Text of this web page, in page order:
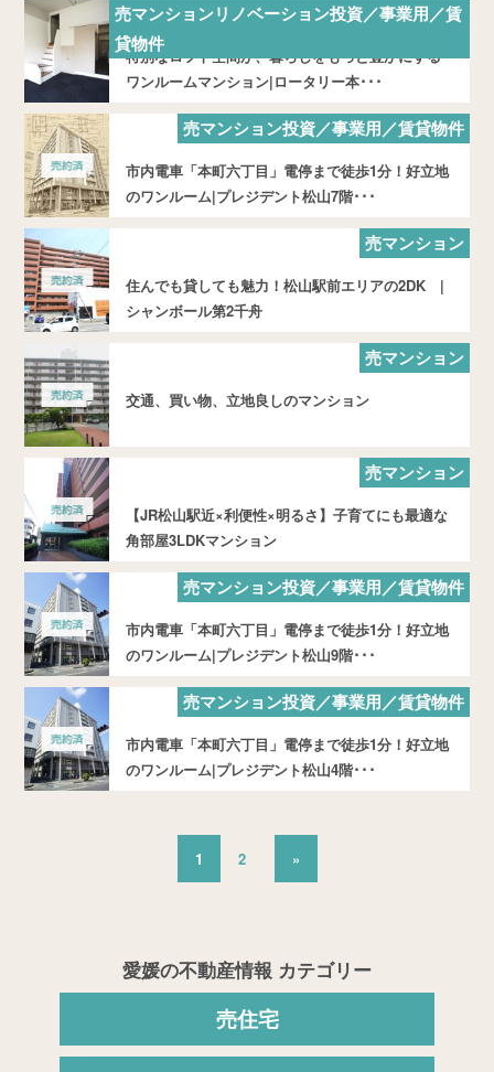
売マンションリノベーション投資／事業用／賃
貸物件
特別なロフト空間が、暮らしをもっと豊かにする
ワンルームマンション|ロータリー本･･･
2025.09.10
売マンション投資／事業用／賃貸物件
市内電車「本町六丁目」電停まで徒歩1分！好立地
のワンルーム|プレジデント松山7階･･･
売マンション
住んでも貸しても魅力！松山駅前エリアの2DK |
シャンボール第2千舟
売マンション
交通、買い物、立地良しのマンション
売マンション
【JR松山駅近×利便性×明るさ】子育てにも最適な
角部屋3LDKマンション
売マンション投資／事業用／賃貸物件
市内電車「本町六丁目」電停まで徒歩1分！好立地
のワンルーム|プレジデント松山9階･･･
売マンション投資／事業用／賃貸物件
市内電車「本町六丁目」電停まで徒歩1分！好立地
のワンルーム|プレジデント松山4階･･･
1 2 »
愛媛の不動産情報 カテゴリー
売住宅